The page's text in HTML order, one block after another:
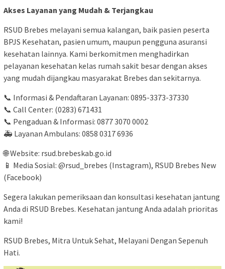
Akses Layanan yang Mudah & Terjangkau
RSUD Brebes melayani semua kalangan, baik pasien peserta
BPJS Kesehatan, pasien umum, maupun pengguna asuransi
kesehatan lainnya. Kami berkomitmen menghadirkan
pelayanan kesehatan kelas rumah sakit besar dengan akses
yang mudah dijangkau masyarakat Brebes dan sekitarnya.
📞 Informasi & Pendaftaran Layanan: 0895-3373-37330
📞 Call Center: (0283) 671431
📞 Pengaduan & Informasi: 0877 3070 0002
🚑 Layanan Ambulans: 0858 0317 6936
🌐 Website: rsud.brebeskab.go.id
📱 Media Sosial: @rsud_brebes (Instagram), RSUD Brebes New
(Facebook)
Segera lakukan pemeriksaan dan konsultasi kesehatan jantung
Anda di RSUD Brebes. Kesehatan jantung Anda adalah prioritas
kami!
RSUD Brebes, Mitra Untuk Sehat, Melayani Dengan Sepenuh
Hati.